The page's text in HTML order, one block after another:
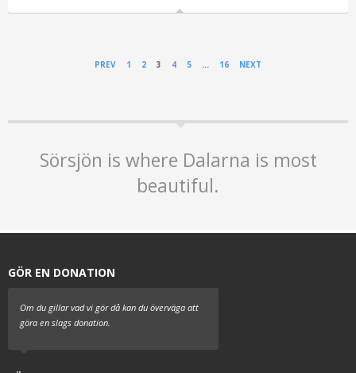
PREV 1 2 3 4 5 … 16 NEXT
Sörsjön is where Dalarna is most
beautiful.
GÖR EN DONATION
Om du gillar vad vi gör då kan du överväga att
göra en slags donation.